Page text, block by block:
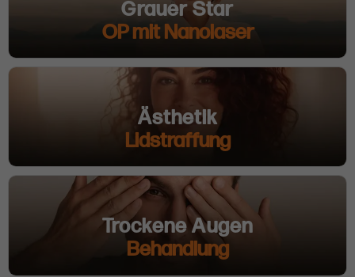
Grauer Star
OP mit Nanolaser
Ästhetik
Lidstraffung
Trockene Augen
Behandlung